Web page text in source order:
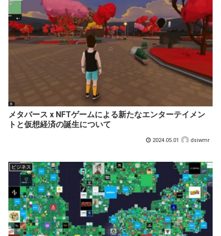
メタバース x NFTゲームによる新たなエンターテイメン
トと仮想経済の誕生について
2024.05.01 dsiwmr
ビジネス